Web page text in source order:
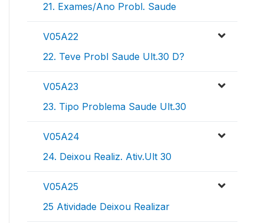
21. Exames/Ano Probl. Saude
V05A22
22. Teve Probl Saude Ult.30 D?
V05A23
23. Tipo Problema Saude Ult.30
V05A24
24. Deixou Realiz. Ativ.Ult 30
V05A25
25 Atividade Deixou Realizar